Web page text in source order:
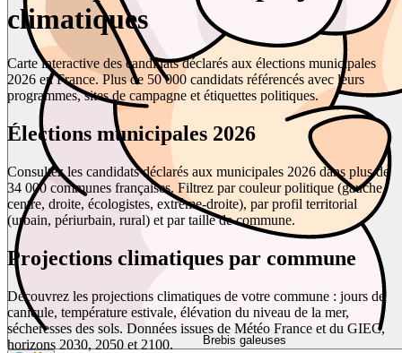
Brebis galeuses
climatiques
Carte interactive des candidats déclarés aux élections municipales
2026 en France. Plus de 50 000 candidats référencés avec leurs
programmes, sites de campagne et étiquettes politiques.
Élections municipales 2026
Consultez les candidats déclarés aux municipales 2026 dans plus de
34 000 communes françaises. Filtrez par couleur politique (gauche,
centre, droite, écologistes, extrême-droite), par profil territorial
(urbain, périurbain, rural) et par taille de commune.
Projections climatiques par commune
Découvrez les projections climatiques de votre commune : jours de
canicule, température estivale, élévation du niveau de la mer,
sécheresses des sols. Données issues de Météo France et du GIEC,
horizons 2030, 2050 et 2100.